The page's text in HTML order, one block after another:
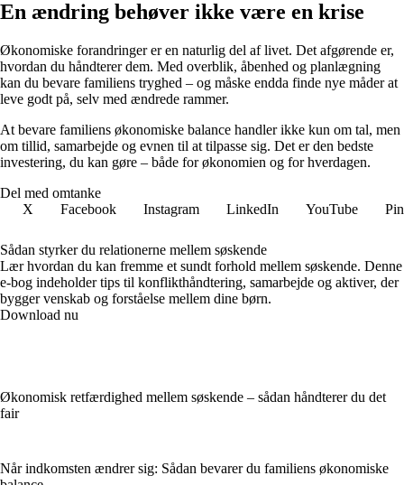
En ændring behøver ikke være en krise
Økonomiske forandringer er en naturlig del af livet. Det afgørende er,
hvordan du håndterer dem. Med overblik, åbenhed og planlægning
kan du bevare familiens tryghed – og måske endda finde nye måder at
leve godt på, selv med ændrede rammer.
At bevare familiens økonomiske balance handler ikke kun om tal, men
om tillid, samarbejde og evnen til at tilpasse sig. Det er den bedste
investering, du kan gøre – både for økonomien og for hverdagen.
Del med omtanke
X
Facebook Instagram LinkedIn YouTube
Sådan styrker du relationerne mellem søskende
Lær hvordan du kan fremme et sundt forhold mellem søskende. Denne
e-bog indeholder tips til konflikthåndtering, samarbejde og aktiver, der
bygger venskab og forståelse mellem dine børn.
Download nu
Økonomisk retfærdighed mellem søskende – sådan håndterer du det
fair
Når indkomsten ændrer sig: Sådan bevarer du familiens økonomiske